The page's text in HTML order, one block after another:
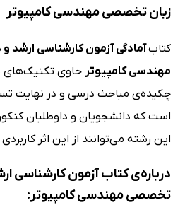
زبان تخصصی مهندسی کامپیوتر
کتابآمادگی آزمون کارشناسی ارشد
مهندسی کامپیوتر حاوی تکنیک‌های
چکیده‌ی مباحث درسی و در نهایت
است که دانشجویان و داوطلبان
این رشته می‌توانند از این اثر
درباره‌ی کتاب آزمون کارشناسی
تخصصی مهندسی کامپیوتر: